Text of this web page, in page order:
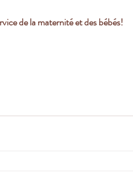
de la maternité et des bébés!